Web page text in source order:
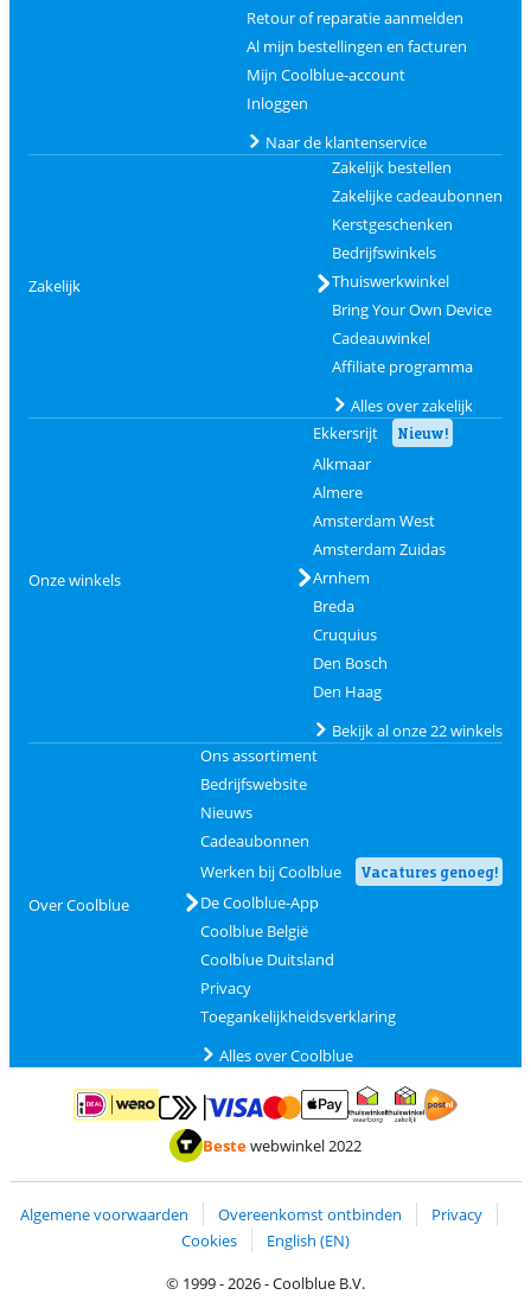
Retour of reparatie aanmelden
Al mijn bestellingen en facturen
Mijn Coolblue-account
Inloggen
Naar de klantenservice
Zakelijk
Zakelijk bestellen
Zakelijke cadeaubonnen
Kerstgeschenken
Bedrijfswinkels
Thuiswerkwinkel
Bring Your Own Device
Cadeauwinkel
Affiliate programma
Alles over zakelijk
Onze winkels
Ekkersrijt Nieuw!
Alkmaar
Almere
Amsterdam West
Amsterdam Zuidas
Arnhem
Breda
Cruquius
Den Bosch
Den Haag
Bekijk al onze 22 winkels
Over Coolblue
Ons assortiment
Bedrijfswebsite
Nieuws
Cadeaubonnen
Werken bij Coolblue
Vacatures genoeg!
De Coolblue-App
Coolblue België
Coolblue Duitsland
Privacy
Toegankelijkheidsverklaring
Alles over Coolblue
Betalen met iDEAL | WeroBetalen met MasterCard en Visa via ClickToPay
Betalen met ApplePay
Thuiswinkel waarborg
Bestewebwinkel 2022
Algemene voorwaarden Overeenkomst ontbinden
Privacy
Cookies
English (EN)
© 1999 - 2026 - Coolblue B.V.